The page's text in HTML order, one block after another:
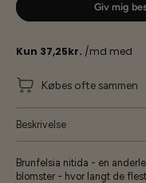
Giv mig
Købes ofte sammen
Beskrivelse
Brunfelsia nitida - en
blomster - hvor langt de